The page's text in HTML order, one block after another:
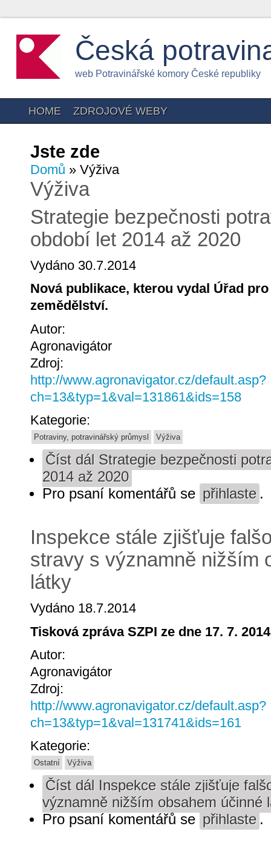
Česká
web Potravinářské komory České republiky
HOME ZDROJOVÉ WEBY
Jste zde
Domů » Výživa
Výživa
Strategie bezpečnosti
období let 2014 až 2020
Vydáno 30.7.2014
Nová publikace, kterou vydal Úřad
zemědělství.
Autor:
Agronavigátor
Zdroj:
http://www.agronavigator.cz/default.asp?
ch=13&typ=1&val=131861&ids=158
Kategorie:
Potraviny, potravinářský průmysl Výživa
Číst dál Strategie bezpečnosti
2014 až 2020
Pro psaní komentářů se přihlaste .
Inspekce stále zjišťuje
stravy s významně nižším
látky
Vydáno 18.7.2014
Tisková zpráva SZPI ze dne 17. 7.
Autor:
Agronavigátor
Zdroj:
http://www.agronavigator.cz/default.asp?
ch=13&typ=1&val=131741&ids=161
Kategorie:
Ostatní Výživa
Číst dál Inspekce stále zjišťuje
významně nižším obsahem účinné
Pro psaní komentářů se přihlaste .